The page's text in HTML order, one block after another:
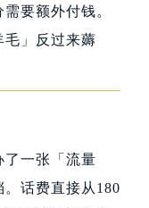
要额外付钱。
毛」反过来薅
了一张「流量
话费直接从180